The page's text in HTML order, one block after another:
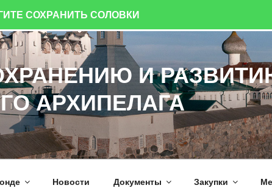
И
АРХИПЕЛАГА
Новости Документы Закупки
СОХРАНИТЬ СОЛОВКИ